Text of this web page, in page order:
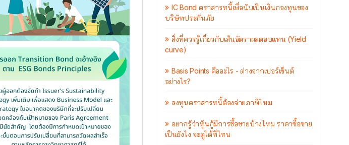
IC Bond ตราสารหนี้เพื่อนับเป็นเงินกองทุนของ
บริษัทประกันภัย
สิ่งที่ควรรู้เกี่ยวกับเส้นอัตราผลตอบแทน (Yield
curve)
Basis Points คืออะไร - ต่างจากเปอร์เซ็นต์
อย่างไร?
ลงทุนตราสารหนี้ต้องจ่ายภาษีไหม
อยากรู้ว่าหุ้นกู้มีการซื้อขายบ้างไหม ราคาซื้อขาย
เป็นยังไง จะดูได้ที่ไหน